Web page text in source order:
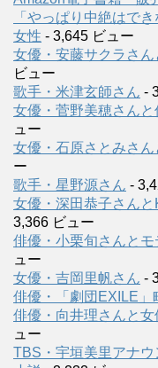
「やっぱり中絶はで
女性 - 3,645 ビュー
女優・安藤サクラさ
ビュー
歌手・米津玄師さん -
女優・菅野美穂さん
ュー
女優・石原さとみさ
ー
歌手・星野源さん -
女優・深田恭子さん
3,366 ビュー
俳優・小栗旬さんと
ュー
女優・吉岡里帆さん -
俳優・「劇団EXILE」
俳優・向井理さんと
ュー
TBS・宇垣美里アナウ